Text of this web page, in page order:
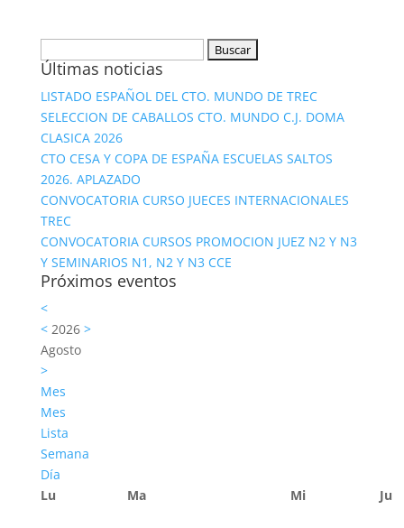
Últimas noticias
LISTADO ESPAÑOL DEL CTO. MUNDO DE TREC
SELECCION DE CABALLOS CTO. MUNDO C.J. DOMA
CLASICA 2026
CTO CESA Y COPA DE ESPAÑA ESCUELAS SALTOS
2026. APLAZADO
CONVOCATORIA CURSO JUECES INTERNACIONALES
TREC
CONVOCATORIA CURSOS PROMOCION JUEZ N2 Y N3
Y SEMINARIOS N1, N2 Y N3 CCE
Próximos eventos
<
<2026 >
Agosto
>
Mes
Mes
Lista
Semana
Día
Lu
Ma Mi Ju